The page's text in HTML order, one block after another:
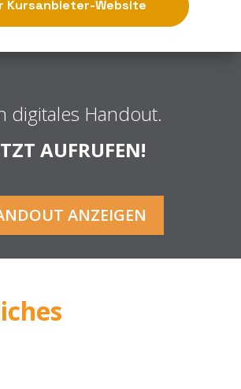
Kursanbieter-Website
digitales Handout.
AUFRUFEN!
ANZEIGEN